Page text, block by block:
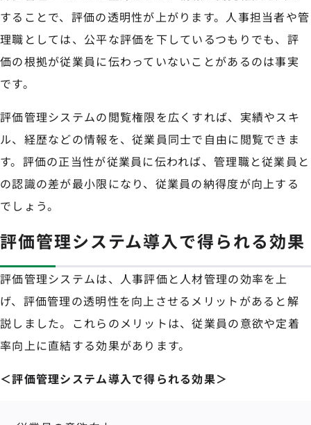
することで、評価の透明性が上がります。人事担当者や管
理職としては、公平な評価を下しているつもりでも、評
価の根拠が従業員に伝わっていないことがあるのは事実
です。
評価管理システムの閲覧権限を広くすれば、実績やスキ
ル、経歴などの情報を、従業員同士で自由に閲覧できま
す。評価の正当性が従業員に伝われば、管理職と従業員と
の認識の差が最小限になり、従業員の納得度が向上する
でしょう。
評価管理システム導入で得られる効果
評価管理システムは、人事評価と人材管理の効率を上
げ、評価管理の透明性を向上させるメリットがあると解
説しました。これらのメリットは、従業員の意欲や定着
率向上に直結する効果があります。
＜評価管理システム導入で得られる効果＞